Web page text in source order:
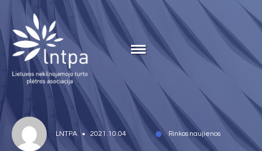
LNTPA 2021.10.04 Rinkos naujienos